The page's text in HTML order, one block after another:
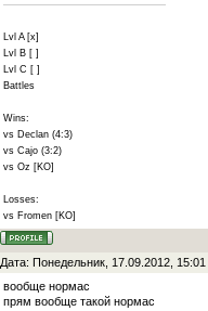
Lvl A [x]
Lvl B [ ]
Lvl C [ ]
Battles
Wins:
vs Declan (4:3)
vs Cajo (3:2)
vs Oz [KO]
Losses:
vs Fromen [KO]
Дата: Понедельник, 17.09.2012,
вообще нормас
прям вообще такой нормас